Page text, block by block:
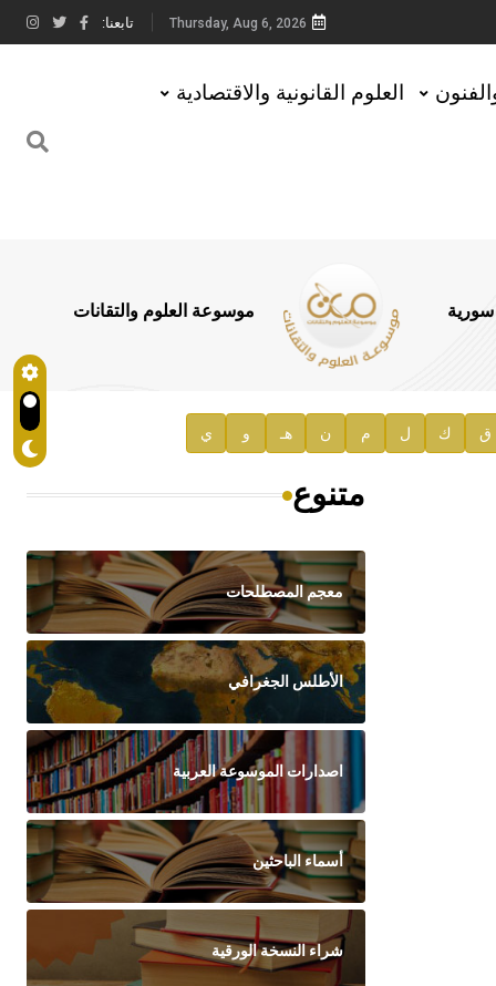
Thursday, Aug 6, 2026 تابعنا:
العلوم القانونية والاقتصادية
سورية موسوعة العلوم والتقانات
ق ك ل م ن هـ و ي
متنوع
معجم المصطلحات
الأطلس الجغرافي
اصدارات الموسوعة العربية
أسماء الباحثين
شراء النسخة الورقية